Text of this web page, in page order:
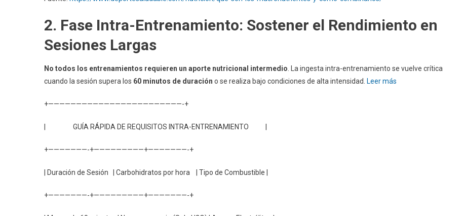
2. Fase Intra-Entrenamiento: Sostener el Rendimiento en
Sesiones Largas
No todos los entrenamientos requieren un aporte nutricional intermedio . La ingesta intra-entrenamiento se vuelve crítica
cuando la sesión supera los 60 minutos de duración o se realiza bajo condiciones de alta intensidad. Leer más
+————————————————————————-+
| GUÍA RÁPIDA DE REQUISITOS INTRA-ENTRENAMIENTO |
+———————-+—————————+———————-+
| Duración de Sesión | Carbohidratos por hora | Tipo de Combustible |
+———————-+—————————+———————-+